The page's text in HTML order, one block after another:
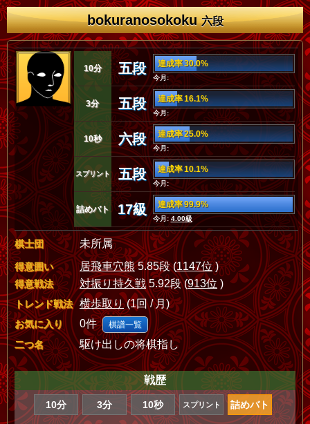
bokuranosokoku六段
10分 五段 達成率 30.0%
今月:
3分 五段 達成率 16.1%
今月:
10秒 六段 達成率 25.0%
今月:
スプリント 五段 達成率 10.1%
今月:
詰めバト 17級 達成率 99.9%
今月:4.00級
棋士団 未所属
得意囲い 居飛車穴熊5.85段 (1147位)
得意戦法 対振り持久戦5.92段 (913位 )
トレンド戦法 横歩取り(1回 / 月)
お気に入り 0件 棋譜一覧
二つ名 駆け出しの将棋指し
戦歴
10分 3分 10秒 スプリント 詰めバト